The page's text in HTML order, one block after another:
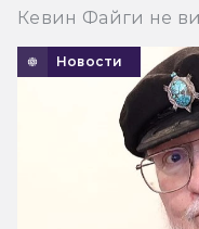
Кевин Файги не
Новости